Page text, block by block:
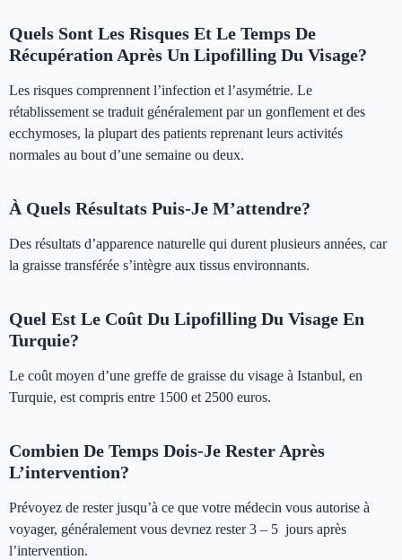
Quels Sont Les Risques Et Le Temps De
Récupération Après Un Lipofilling Du Visage?
Les risques comprennent l’infection et l’asymétrie. Le
rétablissement se traduit généralement par un gonflement et des
ecchymoses, la plupart des patients reprenant leurs activités
normales au bout d’une semaine ou deux.
À Quels Résultats Puis-Je M’attendre?
Des résultats d’apparence naturelle qui durent plusieurs années, car
la graisse transférée s’intègre aux tissus environnants.
Quel Est Le Coût Du Lipofilling Du Visage En
Turquie?
Le coût moyen d’une greffe de graisse du visage à Istanbul, en
Turquie, est compris entre 1500 et 2500 euros.
Combien De Temps Dois-Je Rester Après
L’intervention?
Prévoyez de rester jusqu’à ce que votre médecin vous autorise à
voyager, généralement vous devrıez rester 3 – 5 jours après
l’intervention.